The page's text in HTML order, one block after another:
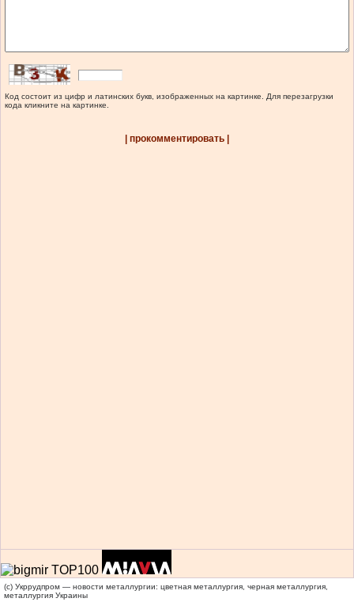
Код состоит из цифр и латинских букв, изображенных на картинке. Для перезагрузки
кода кликните на картинке.
| прокомментировать |
(c) Укррудпром — новости металлургии: цветная металлургия, черная металлургия,
металлургия Украины